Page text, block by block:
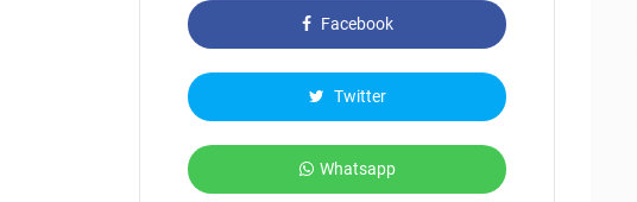
Facebook
Twitter
Whatsapp